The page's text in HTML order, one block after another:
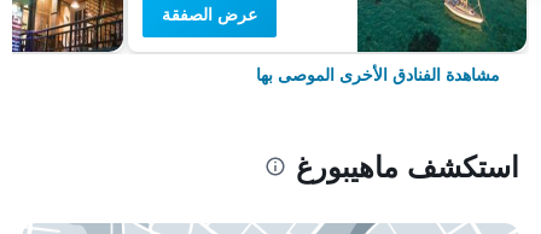
عرض الصفقة
مشاهدة الفنادق الأخرى الموصى بها
استكشف ماهيبورغ